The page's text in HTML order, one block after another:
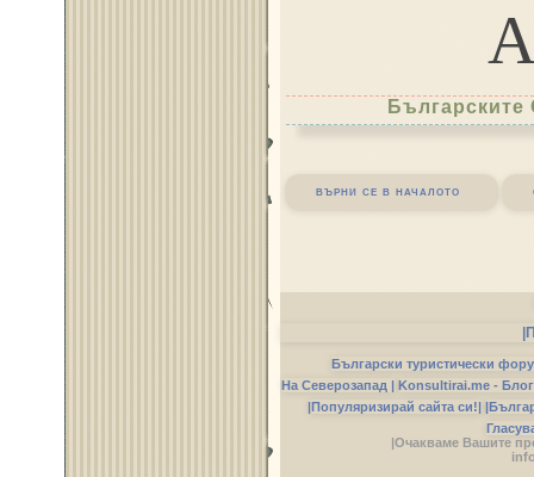
върни се в началото
Български туристически
На Северозапад | Konsultirai.me -
|Популяризирай сайта си!|
|Очакваме Вашите